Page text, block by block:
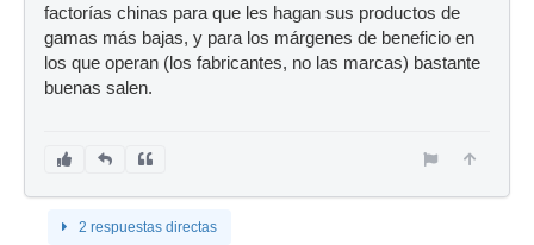
factorías chinas para que les hagan sus productos de
gamas más bajas, y para los márgenes de beneficio en
los que operan (los fabricantes, no las marcas) bastante
buenas salen.
2 respuestas directas